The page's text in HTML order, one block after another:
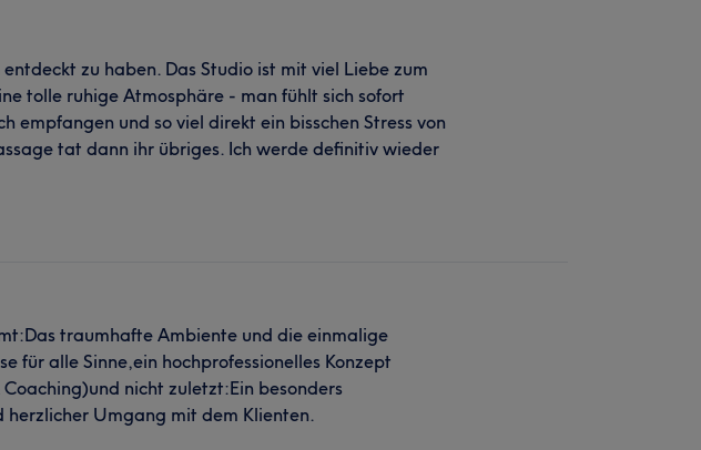
zu haben. Das Studio ist mit viel Liebe zum
tolle ruhige Atmosphäre - man fühlt sich sofort
empfangen und so viel direkt ein bisschen Stress von
tat dann ihr übriges. Ich werde definitiv wieder
traumhafte Ambiente und die einmalige
für alle Sinne,ein hochprofessionelles Konzept
nicht zuletzt:Ein besonders
herzlicher Umgang mit dem Klienten.